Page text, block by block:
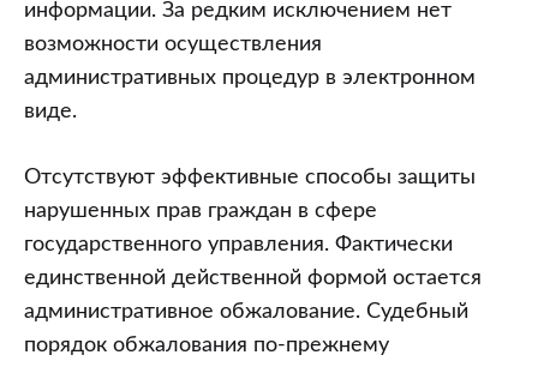
информации. За редким исключением нет
возможности осуществления
административных процедур в электронном
виде.
Отсутствуют эффективные способы защиты
нарушенных прав граждан в сфере
государственного управления. Фактически
единственной действенной формой остается
административное обжалование. Судебный
порядок обжалования по-прежнему